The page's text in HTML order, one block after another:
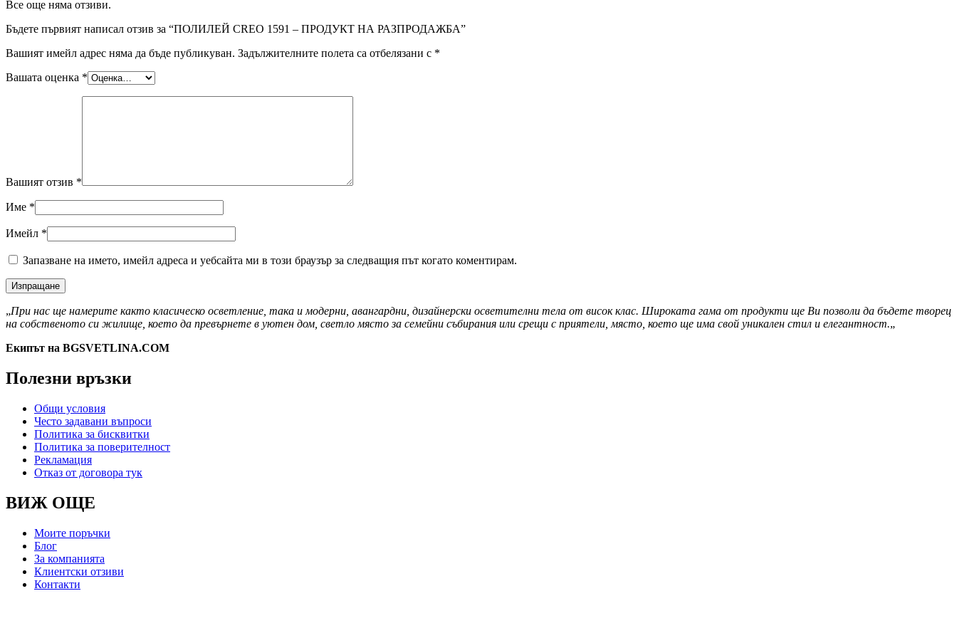
Все още няма отзиви.
Бъдете първият написал отзив за “ПОЛИЛЕЙ CREO 1591 – ПРОДУКТ НА РАЗПРОДАЖБА”
Вашият имейл адрес няма да бъде публикуван. Задължителните полета са отбелязани с *
Вашата оценка *
Вашият отзив *
Име *
Имейл *
Запазване на името, имейл адреса и уебсайта ми в този браузър за следващия път когато коментирам.
„При нас ще намерите както класическо осветление, така и модерни, авангардни, дизайнерски осветителни тела от висок клас. Широката гама от продукти ще Ви позволи да бъдете творец
на собственото си жилище, което да превърнете в уютен дом, светло място за семейни събирания или срещи с приятели, място, което ще има свой уникален стил и елегантност.„
Екипът на BGSVETLINA.COM
Полезни връзки
Общи условия
Често задавани въпроси
Политика за бисквитки
Политика за поверителност
Рекламация
Отказ от договора тук
ВИЖ ОЩЕ
Моите поръчки
Блог
За компанията
Клиентски отзиви
Контакти